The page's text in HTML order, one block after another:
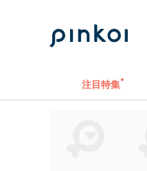
注目特集